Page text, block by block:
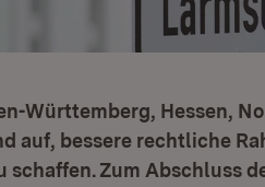
Württemberg, Hessen,
auf, bessere rechtliche
schaffen. Zum Abschluss